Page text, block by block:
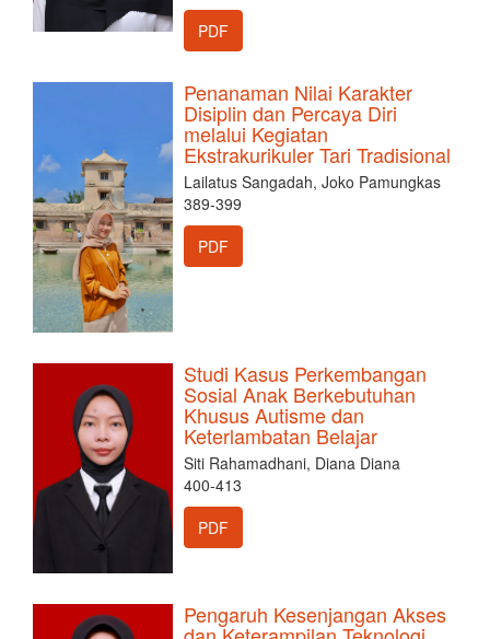
PDF
Penanaman Nilai Karakter
Disiplin dan Percaya Diri
melalui Kegiatan
Ekstrakurikuler Tari Tradisional
Lailatus Sangadah, Joko Pamungkas
389-399
PDF
Studi Kasus Perkembangan
Sosial Anak Berkebutuhan
Khusus Autisme dan
Keterlambatan Belajar
Siti Rahamadhani, Diana Diana
400-413
PDF
Pengaruh Kesenjangan Akses